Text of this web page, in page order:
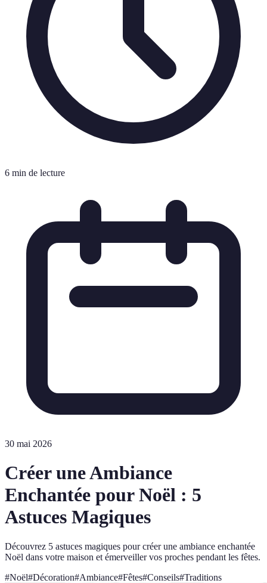
6 min de lecture
30 mai 2026
Créer une Ambiance
Enchantée pour Noël : 5
Astuces Magiques
Découvrez 5 astuces magiques pour créer une ambiance enchantée
Noël dans votre maison et émerveiller vos proches pendant les fêtes.
#Noël#Décoration#Ambiance#Fêtes#Conseils#Traditions